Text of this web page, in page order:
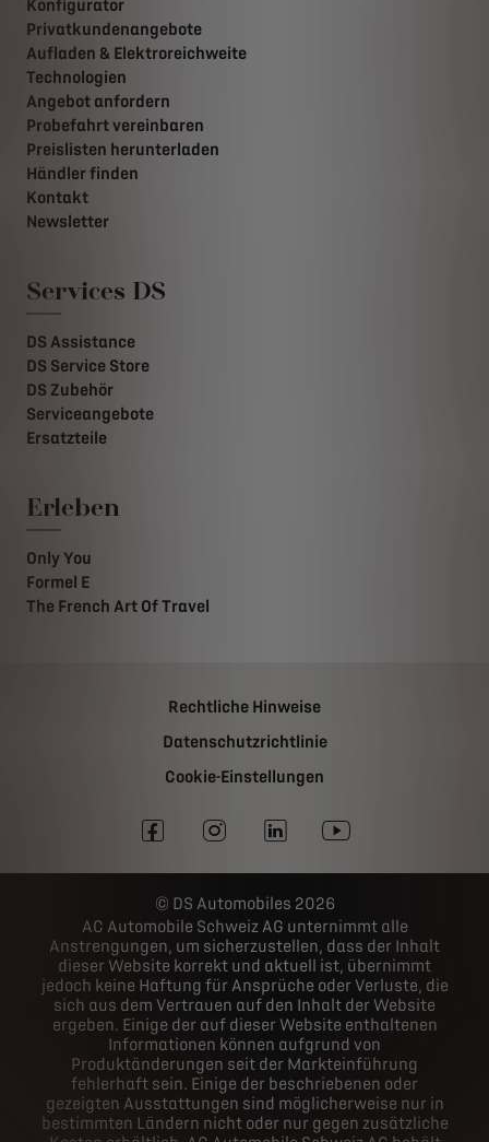
Konfigurator
Privatkundenangebote
Aufladen & Elektroreichweite
Technologien
Angebot anfordern
Probefahrt vereinbaren
Preislisten herunterladen
Händler finden
Kontakt
Newsletter
Services DS
DS Assistance
DS Service Store
DS Zubehör
Serviceangebote
Ersatzteile
Erleben
Only You
Formel E
The French Art Of Travel
Rechtliche Hinweise
Datenschutzrichtlinie
Cookie-Einstellungen
DS Automobiles 2026
AC Automobile Schweiz AG unternimmt alle
Anstrengungen, um sicherzustellen, dass der Inhalt
dieser Website korrekt und aktuell ist, übernimmt
jedoch keine Haftung für Ansprüche oder Verluste, die
sich aus dem Vertrauen auf den Inhalt der Website
ergeben. Einige der auf dieser Website enthaltenen
Informationen können aufgrund von
Produktänderungen seit der Markteinführung
fehlerhaft sein. Einige der beschriebenen oder
gezeigten Ausstattungen sind möglicherweise nur in
bestimmten Ländern nicht oder nur gegen zusätzliche